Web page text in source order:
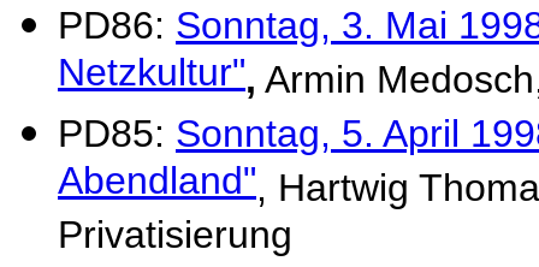
PD86: Sonntag, 3. Mai
Netzkultur", Armin
PD85: Sonntag, 5. April
Abendland", Hartwig
Privatisierung